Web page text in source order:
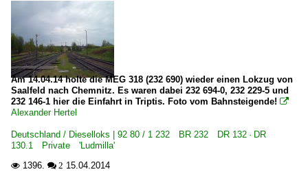
Am 14.04.14 holte die MEG 318 (232 690) wieder einen Lokzug von
Saalfeld nach Chemnitz. Es waren dabei 232 694-0, 232 229-5 und
232 146-1 hier die Einfahrt in Triptis. Foto vom Bahnsteigende! 
Alexander Hertel
Deutschland / Dieselloks | 92 80 / 1 232 BR 232 DR 132 · DR
130.1 Private 'Ludmilla'
 1396.  2 15.04.2014